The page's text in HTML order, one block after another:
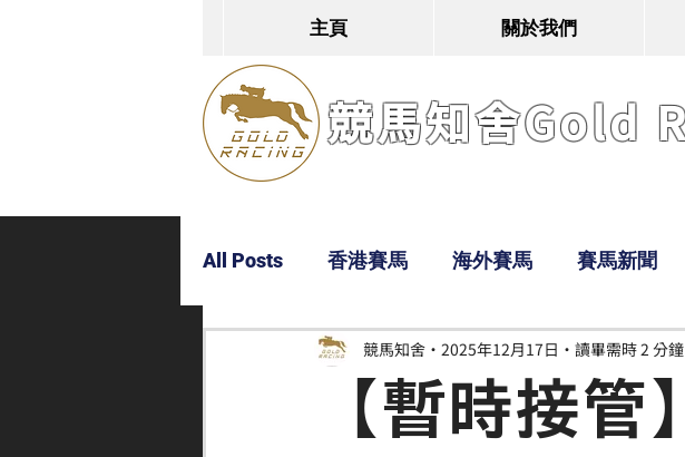
主頁 關於我們
競馬知舍Gold
All Posts 香港賽馬 海外賽馬 賽馬新聞
Bobby 超仔 Tony 鹿
【暫時接
競馬知舍 2025年12月17日 讀畢需時 2 分鐘